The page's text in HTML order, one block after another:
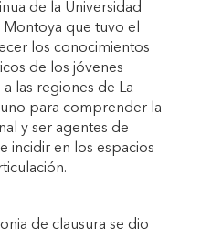
de la Universidad
Montoya que tuvo el
los conocimientos
de los jóvenes
las regiones de La
para comprender la
y ser agentes de
incidir en los espacios
de clausura se dio